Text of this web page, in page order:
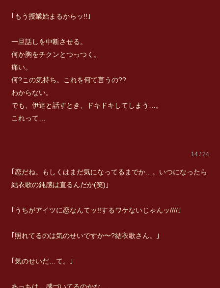
｢もう授業始まるからッ!!｣
一旦話しを中断させる。
何か胸をチクンとつっつく。
痛い。
何?この気持ち。これを何て言うの??
わからない。
でも、伊達と話すとき、ドキドキしてしまう…。
これって…
14 / 24
｢恋だね。もしくはまだ気になってるまでか…。いつになったら
結衣歌の鈍感は直るんだか(笑)｣
｢うちがアイツに恋なんてッ!!するワケないじゃんッ////｣
｢照れてるのは気のせいですか〜?結衣歌さん。｣
｢気のせいだ…て。｣